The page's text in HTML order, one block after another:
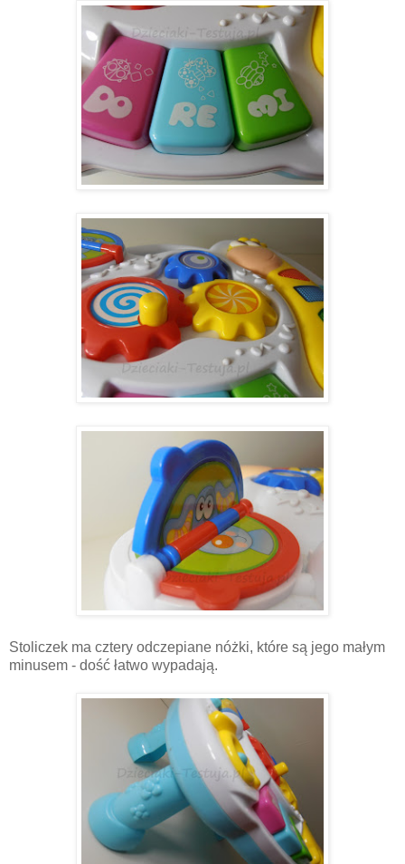
Stoliczek ma cztery odczepiane nóżki, które są jego małym
minusem - dość łatwo wypadają.